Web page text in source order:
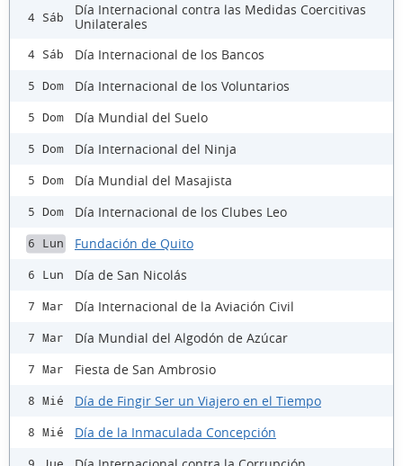
4 Sáb
Día Internacional contra las Medidas Coercitivas
Unilaterales
4 Sáb Día Internacional de los Bancos
5 Dom Día Internacional de los Voluntarios
5 Dom Día Mundial del Suelo
5 Dom Día Internacional del Ninja
5 Dom Día Mundial del Masajista
5 Dom Día Internacional de los Clubes Leo
6 Lun Fundación de Quito
6 Lun Día de San Nicolás
7 Mar Día Internacional de la Aviación Civil
7 Mar Día Mundial del Algodón de Azúcar
7 Mar Fiesta de San Ambrosio
8 Mié Día de Fingir Ser un Viajero en el Tiempo
8 Mié Día de la Inmaculada Concepción